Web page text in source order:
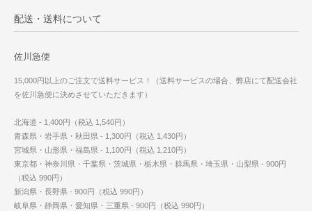
配送・送料について
佐川急便
15,000円以上のご注文で送料サービス！（送料サービスの場合、弊店にて配送会社
を佐川急便に決めさせていただきます）
北海道 - 1,400円（税込 1,540円）
青森県・岩手県・秋田県 - 1,300円（税込 1,430円）
宮城県・山形県・福島県 - 1,100円（税込 1,210円）
東京都・神奈川県・千葉県・茨城県・栃木県・群馬県・埼玉県・山梨県 - 900円
（税込 990円）
新潟県・長野県 - 900円（税込 990円）
岐阜県・静岡県・愛知県・三重県 - 900円（税込 990円）